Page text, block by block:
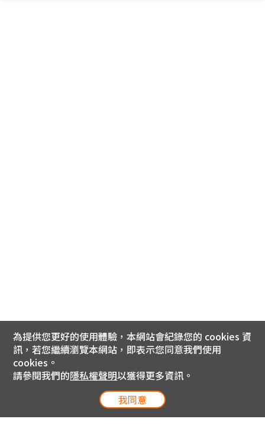
為提供您更好的使用體驗，本網站會紀錄您的 cookies 資
訊，若您繼續瀏覽本網站，即表示您同意我們使用
cookies。
請參閱我們的隱私權聲明以獲得更多資訊。
我同意